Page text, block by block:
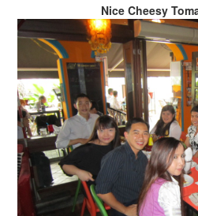
Nice Cheesy